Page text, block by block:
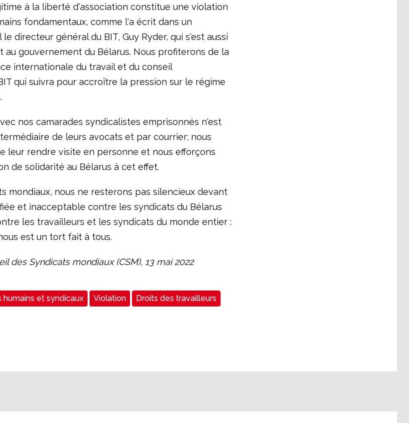
à la liberté d'association constitue une violation
fondamentaux, comme l'a écrit dans un
directeur général du BIT, Guy Ryder, qui s'est aussi
au gouvernement du Bélarus. Nous profiterons de la
internationale du travail et du conseil
qui suivra pour accroître la pression sur le régime
nos camarades syndicalistes emprisonnés n'est
de leurs avocats et par courrier; nous
leur rendre visite en personne et nous efforçons
de solidarité au Bélarus à cet effet.
mondiaux, nous ne resterons pas silencieux devant
et inacceptable contre les syndicats du Bélarus
les travailleurs et les syndicats du monde entier :
est un tort fait à tous.
des Syndicats mondiaux (CSM), 13 mai 2022
humains et syndicaux Violation Droits des travailleurs